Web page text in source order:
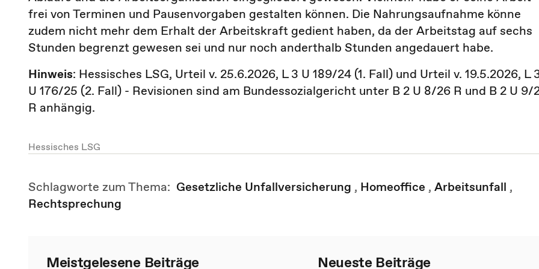
frei von Terminen und Pausenvorgaben gestalten können. Die Nahrungsaufnahme könne
zudem nicht mehr dem Erhalt der Arbeitskraft gedient haben, da der Arbeitstag auf sechs
Stunden begrenzt gewesen sei und nur noch anderthalb Stunden angedauert habe.
Hinweis: Hessisches LSG, Urteil v. 25.6.2026, L 3 U 189/24 (1. Fall) und Urteil v. 19.5.2026, L
U 176/25 (2. Fall) - Revisionen sind am Bundessozialgericht unter B 2 U 8/26 R und B 2 U 9/
R anhängig.
Hessisches LSG
Schlagworte zum Thema: Gesetzliche Unfallversicherung , Homeoffice , Arbeitsunfall ,
Rechtsprechung
Meistgelesene Beiträge Neueste Beiträge